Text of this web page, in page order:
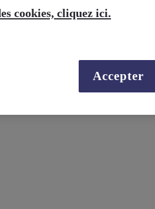
cookies, cliquez ici.
Accepter